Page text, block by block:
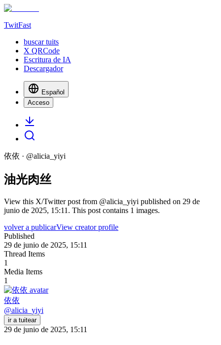
TwitFast
buscar tuits
X QRCode
Escritura de IA
Descargador
Español
Acceso
依依 · @alicia_yiyi
油光肉丝
View this X/Twitter post from @alicia_yiyi published on 29 de
junio de 2025, 15:11. This post contains 1 images.
volver a publicarView creator profile
Published
29 de junio de 2025, 15:11
Thread Items
1
Media Items
1
依依
@alicia_yiyi
ir a tuitear
29 de junio de 2025, 15:11